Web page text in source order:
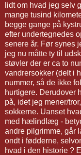
lidt om hvad jeg selv
mange tusind
begge gange på
efter undertegnedes
senere år. Før synes
jeg nu måtte ty til
støvler der er ca to
vandrersokker (delt i
nummer, så de ikke
hurtigere. Derudover
på, idet jeg mener/
sokkerne. Uanset
med hælindlæg -
andre pilgrimme, går
ondt i fødderne,
hvad i den historie ?